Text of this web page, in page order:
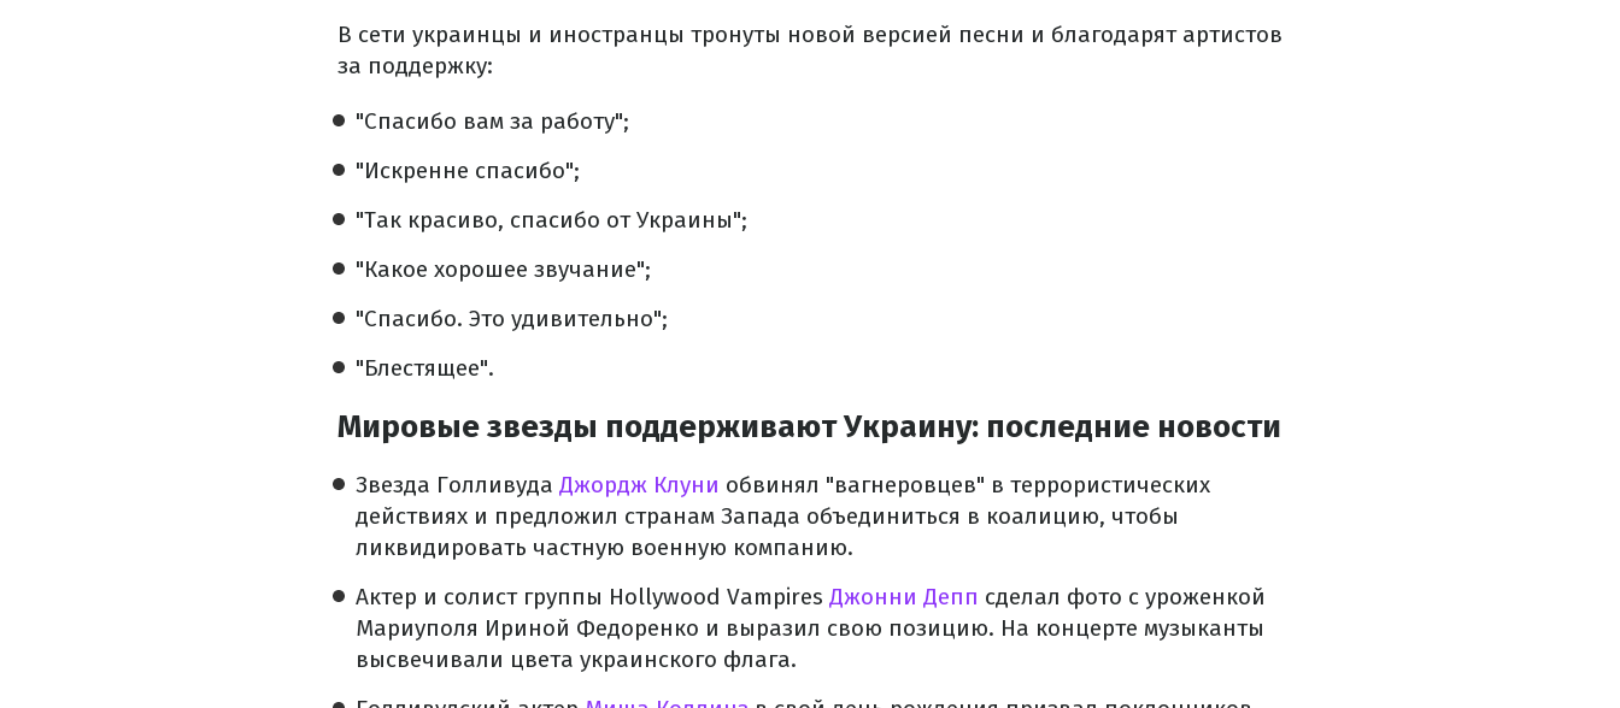
В сети украинцы и иностранцы тронуты новой версией песни и благодарят артистов
за поддержку:
"Спасибо вам за работу";
"Искренне спасибо";
"Так красиво, спасибо от Украины";
"Какое хорошее звучание";
"Спасибо. Это удивительно";
"Блестящее".
Мировые звезды поддерживают Украину: последние новости
Звезда Голливуда Джордж Клуни обвинял "вагнеровцев" в террористических
действиях и предложил странам Запада объединиться в коалицию, чтобы
ликвидировать частную военную компанию.
Актер и солист группы Hollywood Vampires Джонни Депп сделал фото с уроженкой
Мариуполя Ириной Федоренко и выразил свою позицию. На концерте музыканты
высвечивали цвета украинского флага.